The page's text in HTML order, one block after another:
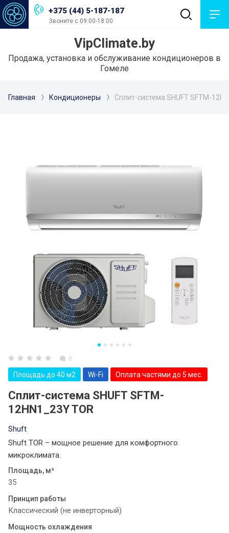
+375 (44) 5-187-187
Звоните с 09:00-18:00
VipClimate.by
Продажа, установка и обслуживание кондиционеров в
Гомеле
Главная Кондиционеры Сплит-система SHUFT SFTM-
0
Площадь до 40 м2 Wi-Fi Оплата частями до 5 мес.
Сплит-система SHUFT SFTM-
12HN1_23Y TOR
Shuft
Shuft TOR – мощное решение для комфортного
микроклимата.
Площадь, м²
35
Принцип работы
Классический (не инверторный)
Мощность охлаждения